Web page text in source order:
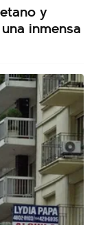
y
inmensa